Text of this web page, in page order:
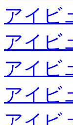
アイビ
アイビ
アイビ
アイビ